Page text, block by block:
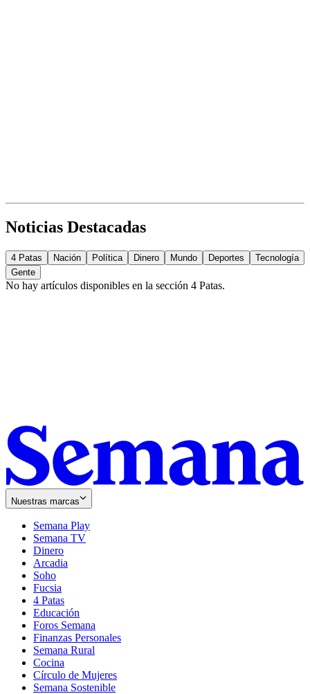
Noticias Destacadas
4 Patas Nación Política Dinero Mundo Deportes
Tecnología
Gente
No hay artículos disponibles en la sección 4 Patas.
Nuestras marcas
Semana Play
Semana TV
Dinero
Arcadia
Soho
in
new
window
Fucsia
in
new
window
4 Patas
Educación
Foros Semana
Finanzas Personales
Semana Rural
Cocina
Círculo de Mujeres
Semana Sostenible